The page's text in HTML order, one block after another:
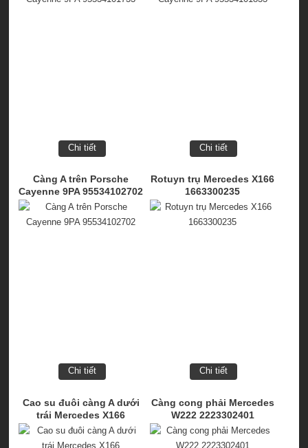
Chi tiết Chi tiết
Càng A trên Porsche
Cayenne 9PA 95534102702
Chi tiết
Rotuyn trụ Mercedes X166
1663300235
Chi tiết
Cao su đuôi càng A dưới
trái Mercedes X166
1663300143
Càng cong phải Mercedes
W222 2223302401